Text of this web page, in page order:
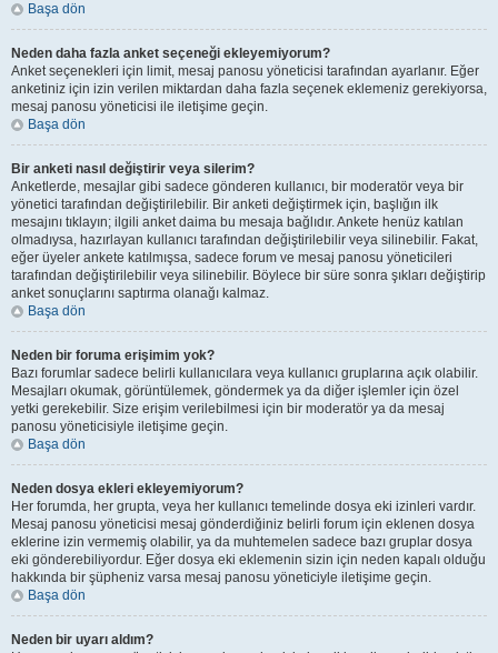
Başa dön
Neden daha fazla anket seçeneği ekleyemiyorum?
Anket seçenekleri için limit, mesaj panosu yöneticisi tarafından ayarlanır. Eğer
anketiniz için izin verilen miktardan daha fazla seçenek eklemeniz gerekiyorsa,
mesaj panosu yöneticisi ile iletişime geçin.
Başa dön
Bir anketi nasıl değiştirir veya silerim?
Anketlerde, mesajlar gibi sadece gönderen kullanıcı, bir moderatör veya bir
yönetici tarafından değiştirilebilir. Bir anketi değiştirmek için, başlığın ilk
mesajını tıklayın; ilgili anket daima bu mesaja bağlıdır. Ankete henüz katılan
olmadıysa, hazırlayan kullanıcı tarafından değiştirilebilir veya silinebilir. Fakat,
eğer üyeler ankete katılmışsa, sadece forum ve mesaj panosu yöneticileri
tarafından değiştirilebilir veya silinebilir. Böylece bir süre sonra şıkları değiştirip
anket sonuçlarını saptırma olanağı kalmaz.
Başa dön
Neden bir foruma erişimim yok?
Bazı forumlar sadece belirli kullanıcılara veya kullanıcı gruplarına açık olabilir.
Mesajları okumak, görüntülemek, göndermek ya da diğer işlemler için özel
yetki gerekebilir. Size erişim verilebilmesi için bir moderatör ya da mesaj
panosu yöneticisiyle iletişime geçin.
Başa dön
Neden dosya ekleri ekleyemiyorum?
Her forumda, her grupta, veya her kullanıcı temelinde dosya eki izinleri vardır.
Mesaj panosu yöneticisi mesaj gönderdiğiniz belirli forum için eklenen dosya
eklerine izin vermemiş olabilir, ya da muhtemelen sadece bazı gruplar dosya
eki gönderebiliyordur. Eğer dosya eki eklemenin sizin için neden kapalı olduğu
hakkında bir şüpheniz varsa mesaj panosu yöneticiyle iletişime geçin.
Başa dön
Neden bir uyarı aldım?